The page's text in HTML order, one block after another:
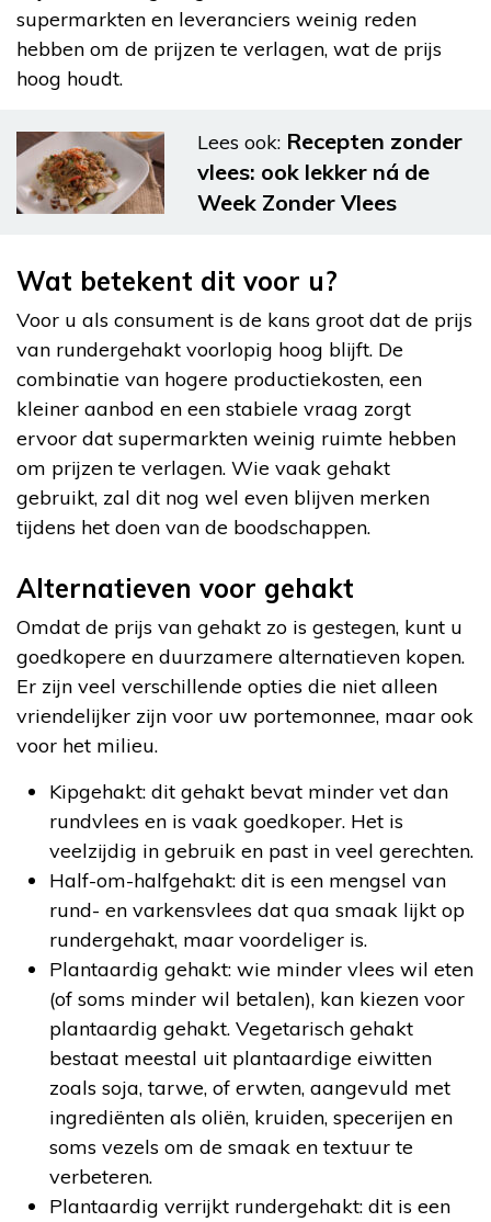
supermarkten en leveranciers weinig reden
hebben om de prijzen te verlagen, wat de prijs
hoog houdt.
Lees ook: Recepten zonder
vlees: ook lekker ná de
Week Zonder Vlees
Wat betekent dit voor u?
Voor u als consument is de kans groot dat de prijs
van rundergehakt voorlopig hoog blijft. De
combinatie van hogere productiekosten, een
kleiner aanbod en een stabiele vraag zorgt
ervoor dat supermarkten weinig ruimte hebben
om prijzen te verlagen. Wie vaak gehakt
gebruikt, zal dit nog wel even blijven merken
tijdens het doen van de boodschappen.
Alternatieven voor gehakt
Omdat de prijs van gehakt zo is gestegen, kunt u
goedkopere en duurzamere alternatieven kopen.
Er zijn veel verschillende opties die niet alleen
vriendelijker zijn voor uw portemonnee, maar ook
voor het milieu.
Kipgehakt: dit gehakt bevat minder vet dan
rundvlees en is vaak goedkoper. Het is
veelzijdig in gebruik en past in veel gerechten.
Half-om-halfgehakt: dit is een mengsel van
rund- en varkensvlees dat qua smaak lijkt op
rundergehakt, maar voordeliger is.
Plantaardig gehakt: wie minder vlees wil eten
(of soms minder wil betalen), kan kiezen voor
plantaardig gehakt. Vegetarisch gehakt
bestaat meestal uit plantaardige eiwitten
zoals soja, tarwe, of erwten, aangevuld met
ingrediënten als oliën, kruiden, specerijen en
soms vezels om de smaak en textuur te
verbeteren.
Plantaardig verrijkt rundergehakt: dit is een